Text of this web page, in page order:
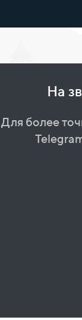
На
Для более